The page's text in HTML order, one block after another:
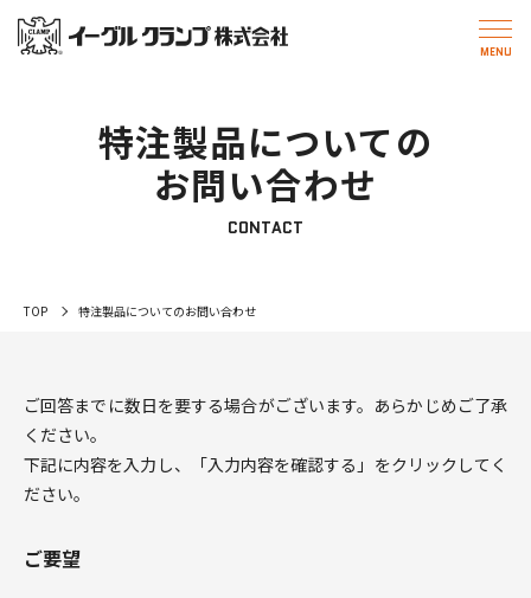
TOP 特注製品についてのお問い合わせ
特注製品についての
お問い合わせ
CONTACT
ご回答までに数日を要する場合がございます。あらかじめご了承
ください。
下記に内容を入力し、「入力内容を確認する」をクリックしてく
ださい。
ご要望